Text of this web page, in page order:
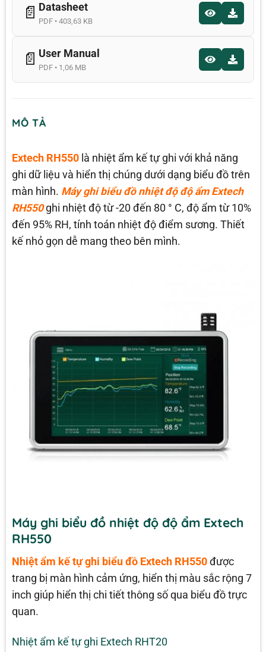
📄 Datasheet
PDF • 403,63 KB
📄 User Manual
PDF • 1,06 MB
MÔ TẢ
Extech RH550là nhiệt ẩm kế tự ghi với khả năng
ghi dữ liệu và hiển thị chúng dưới dạng biểu đồ trên
màn hình. Máy ghi biểu đồ nhiệt độ độ ẩm Extech
RH550ghi nhiệt độ từ -20 đến 80 ° C, độ ẩm từ 10%
đến 95% RH, tính toán nhiệt độ điểm sương. Thiết
kế nhỏ gọn dễ mang theo bên mình.
Máy ghi biểu đồ nhiệt độ độ ẩm Extech
RH550
Nhiệt ẩm kế tự ghi biểu đồ Extech RH550được
trang bị màn hình cảm ứng, hiển thị màu sắc rộng 7
inch giúp hiển thị chi tiết thông số qua biểu đồ trực
quan.
Nhiệt ẩm kế tự ghi Extech RHT20